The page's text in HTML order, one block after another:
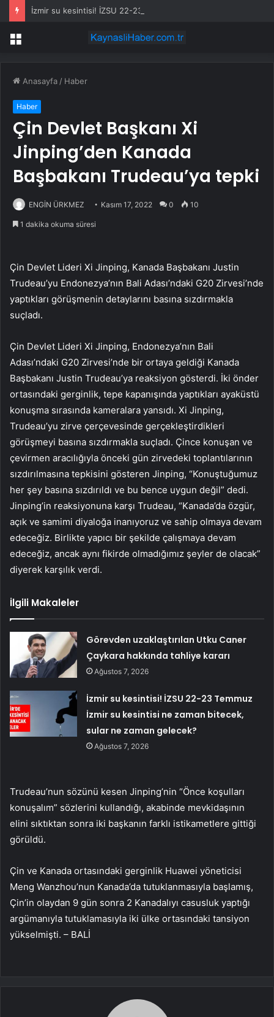
Menü
Anasayfa / Haber
Haber
Çin Devlet Başkanı Xi
Jinping’den Kanada
Başbakanı Trudeau’ya tepki
ENGİN ÜRKMEZ Kasım 17, 2022 0 10
1 dakika okuma süresi
Çin Devlet Lideri Xi Jinping, Kanada Başbakanı Justin
Trudeau’yu Endonezya’nın Bali Adası’ndaki G20 Zirvesi’nde
yaptıkları görüşmenin detaylarını basına sızdırmakla
suçladı.
Çin Devlet Lideri Xi Jinping, Endonezya’nın Bali
Adası’ndaki G20 Zirvesi’nde bir ortaya geldiği Kanada
Başbakanı Justin Trudeau’ya reaksiyon gösterdi. İki önder
ortasındaki gerginlik, tepe kapanışında yaptıkları ayaküstü
konuşma sırasında kameralara yansıdı. Xi Jinping,
Trudeau’yu zirve çerçevesinde gerçekleştirdikleri
görüşmeyi basına sızdırmakla suçladı. Çince konuşan ve
çevirmen aracılığıyla önceki gün zirvedeki toplantılarının
sızdırılmasına tepkisini gösteren Jinping, “Konuştuğumuz
her şey basına sızdırıldı ve bu bence uygun değil” dedi.
Jinping’in reaksiyonuna karşı Trudeau, “Kanada’da özgür,
açık ve samimi diyaloğa inanıyoruz ve sahip olmaya devam
edeceğiz. Birlikte yapıcı bir şekilde çalışmaya devam
edeceğiz, ancak aynı fikirde olmadığımız şeyler de olacak”
diyerek karşılık verdi.
İlgili Makaleler
Görevden uzaklaştırılan Utku Caner
Çaykara hakkında tahliye kararı
Ağustos 7, 2026
İzmir su kesintisi! İZSU 22-23 Temmuz
İzmir su kesintisi ne zaman bitecek,
sular ne zaman gelecek?
Ağustos 7, 2026
Trudeau’nun sözünü kesen Jinping’nin “Önce koşulları
konuşalım” sözlerini kullandığı, akabinde mevkidaşının
elini sıktıktan sonra iki başkanın farklı istikametlere gittiği
görüldü.
Çin ve Kanada ortasındaki gerginlik Huawei yöneticisi
Meng Wanzhou’nun Kanada’da tutuklanmasıyla başlamış,
Çin’in olaydan 9 gün sonra 2 Kanadalıyı casusluk yaptığı
argümanıyla tutuklamasıyla iki ülke ortasındaki tansiyon
yükselmişti. – BALİ